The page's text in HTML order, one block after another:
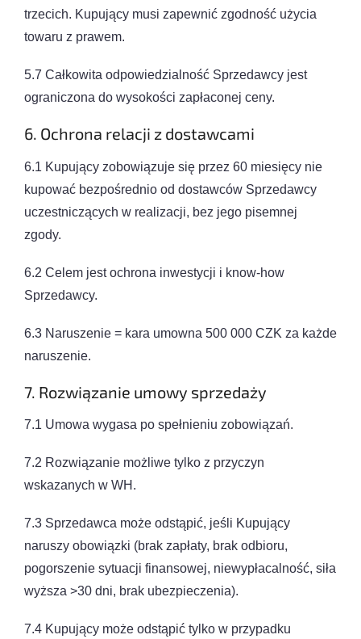
trzecich. Kupujący musi zapewnić zgodność użycia
towaru z prawem.
5.7 Całkowita odpowiedzialność Sprzedawcy jest
ograniczona do wysokości zapłaconej ceny.
6. Ochrona relacji z dostawcami
6.1 Kupujący zobowiązuje się przez 60 miesięcy nie
kupować bezpośrednio od dostawców Sprzedawcy
uczestniczących w realizacji, bez jego pisemnej
zgody.
6.2 Celem jest ochrona inwestycji i know-how
Sprzedawcy.
6.3 Naruszenie = kara umowna 500 000 CZK za każde
naruszenie.
7. Rozwiązanie umowy sprzedaży
7.1 Umowa wygasa po spełnieniu zobowiązań.
7.2 Rozwiązanie możliwe tylko z przyczyn
wskazanych w WH.
7.3 Sprzedawca może odstąpić, jeśli Kupujący
naruszy obowiązki (brak zapłaty, brak odbioru,
pogorszenie sytuacji finansowej, niewypłacalność, siła
wyższa >30 dni, brak ubezpieczenia).
7.4 Kupujący może odstąpić tylko w przypadku